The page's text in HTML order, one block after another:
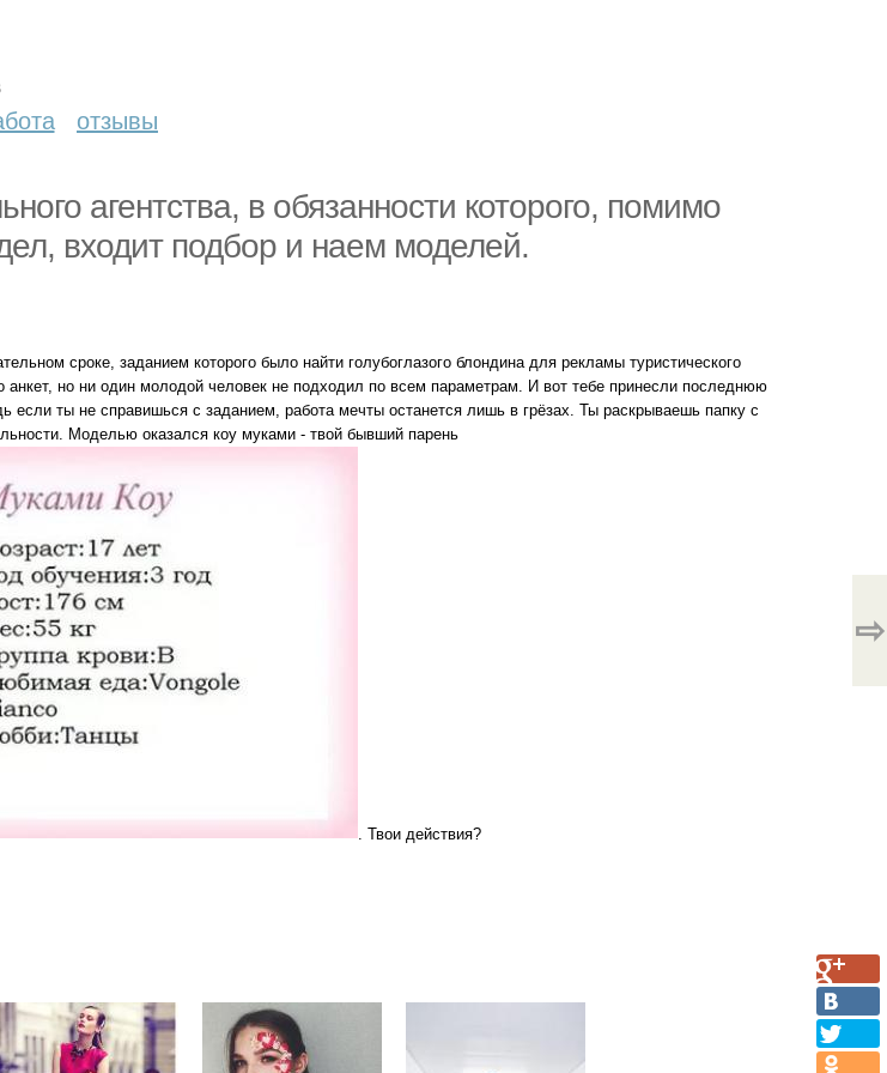
отзывы
агентства, в обязанности которого, помимо
входит подбор и наем моделей.
сроке, заданием которого было найти голубоглазого блондина для рекламы туристического
анкет, но ни один молодой человек не подходил по всем параметрам. И вот тебе принесли последнюю
если ты не справишься с заданием, работа мечты останется лишь в грёзах. Ты раскрываешь папку с
Моделью оказался коу муками - твой бывший парень
. Твои действия?
⇨